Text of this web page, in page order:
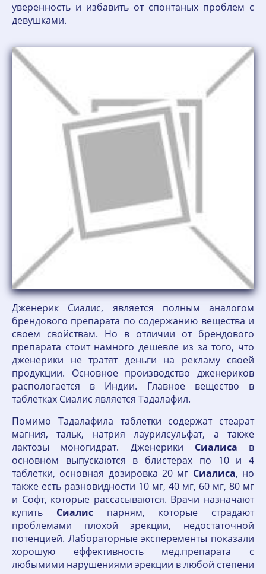
уверенность и избавить от спонтаных проблем с
девушками.
Дженерик Сиалис, является полным аналогом
брендового препарата по содержанию вещества и
своем свойствам. Но в отличии от брендового
препарата стоит намного дешевле из за того, что
дженерики не тратят деньги на рекламу своей
продукции. Основное производство дженериков
распологается в Индии. Главное вещество в
таблетках Сиалис является Тадалафил.
Помимо Тадалафила таблетки содержат стеарат
магния, тальк, натрия лаурилсульфат, а также
лактозы моногидрат. Дженерики Сиалиса в
основном выпускаются в блистерах по 10 и 4
таблетки, основная дозировка 20 мг Сиалиса, но
также есть разновидности 10 мг, 40 мг, 60 мг, 80 мг
и Софт, которые рассасываются. Врачи назначают
купить Сиалис парням, которые страдают
проблемами плохой эрекции, недостаточной
потенцией. Лабораторные эксперементы показали
хорошую еффективность мед.препарата с
любымими нарушениями эрекции в любой степени